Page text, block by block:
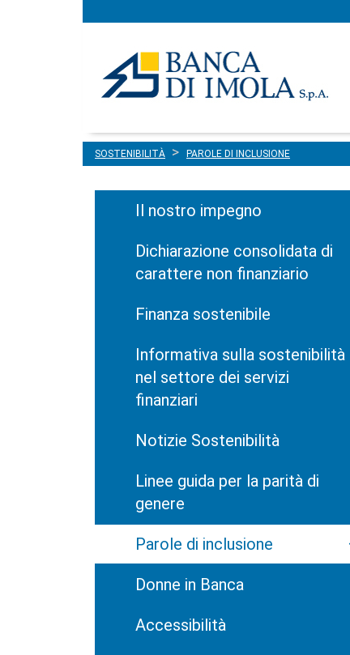
principale
SOSTENIBILITÀ PAROLE DI INCLUSIONE
Il nostro impegno
Dichiarazione consolidata di
carattere non finanziario
Finanza sostenibile
Informativa sulla sostenibilità
nel settore dei servizi
finanziari
Notizie Sostenibilità
Linee guida per la parità di
genere
Parole di inclusione
Donne in Banca
Accessibilità